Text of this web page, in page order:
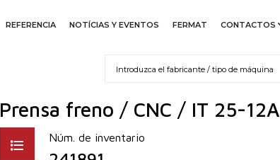
REFERENCIA NOTÍCIAS Y EVENTOS FERMAT CONTACTOS
Prensa freno / CNC / IT 25-12A
Núm. de inventario